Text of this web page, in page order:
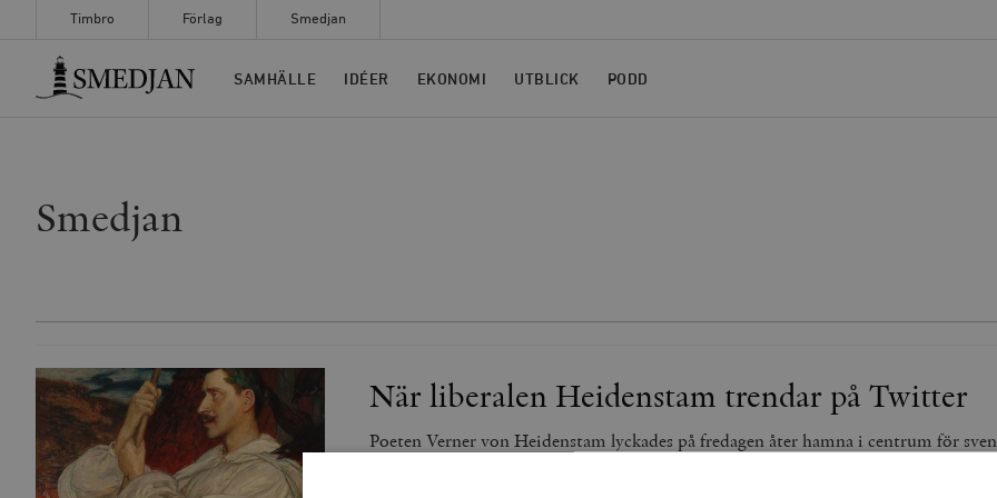
Timbro Förlag Smedjan
Timbro
SAMHÄLLE IDÉER EKONOMI UTBLICK PODD
Smedjan
När liberalen Heidenstam trendar på Twitter
Poeten Verner von Heidenstam lyckades på fredagen åter hamna i centrum för